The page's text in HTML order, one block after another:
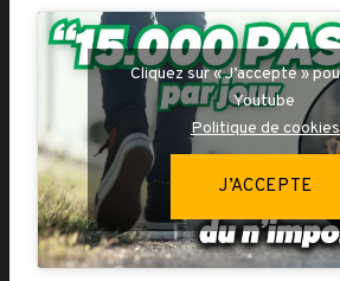
Cliquez sur « J’accepte »
Youtube
Politique de cookies
J’ACCEPTE